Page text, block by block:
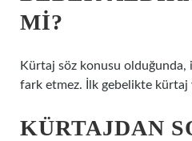
MI?
Kürtaj söz konusu olduğunda,
fark etmez. İlk gebelikte kürtaj
KÜRTAJDAN